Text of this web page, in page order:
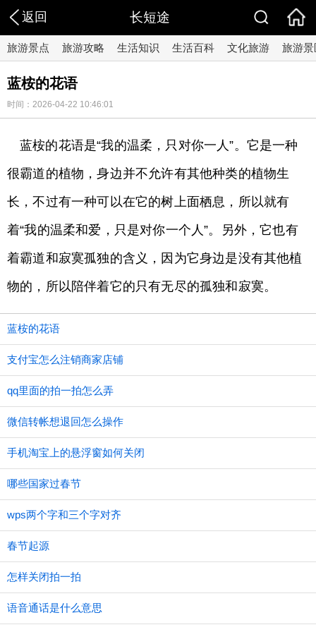
返回 长短途
旅游景点 旅游攻略 生活知识 生活百科 文化旅游 旅游景
蓝桉的花语
时间：2026-04-22 10:46:01
蓝桉的花语是“我的温柔，只对你一人”。它是一种
很霸道的植物，身边并不允许有其他种类的植物生
长，不过有一种可以在它的树上面栖息，所以就有
着“我的温柔和爱，只是对你一个人”。另外，它也有
着霸道和寂寞孤独的含义，因为它身边是没有其他植
物的，所以陪伴着它的只有无尽的孤独和寂寞。
蓝桉的花语
支付宝怎么注销商家店铺
qq里面的拍一拍怎么弄
微信转帐想退回怎么操作
手机淘宝上的悬浮窗如何关闭
哪些国家过春节
wps两个字和三个字对齐
春节起源
怎样关闭拍一拍
语音通话是什么意思